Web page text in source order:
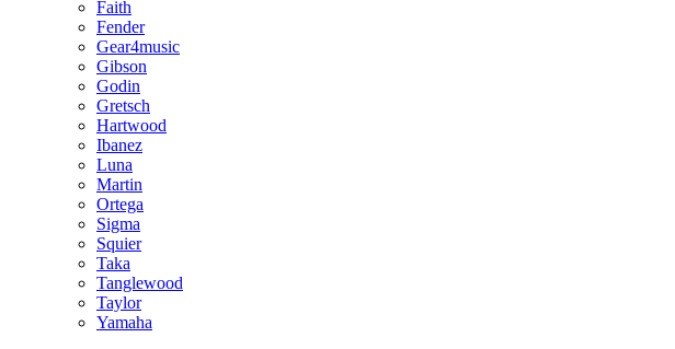
Faith
Fender
Gear4music
Gibson
Godin
Gretsch
Hartwood
Ibanez
Luna
Martin
Ortega
Sigma
Squier
Taka
Tanglewood
Taylor
Yamaha